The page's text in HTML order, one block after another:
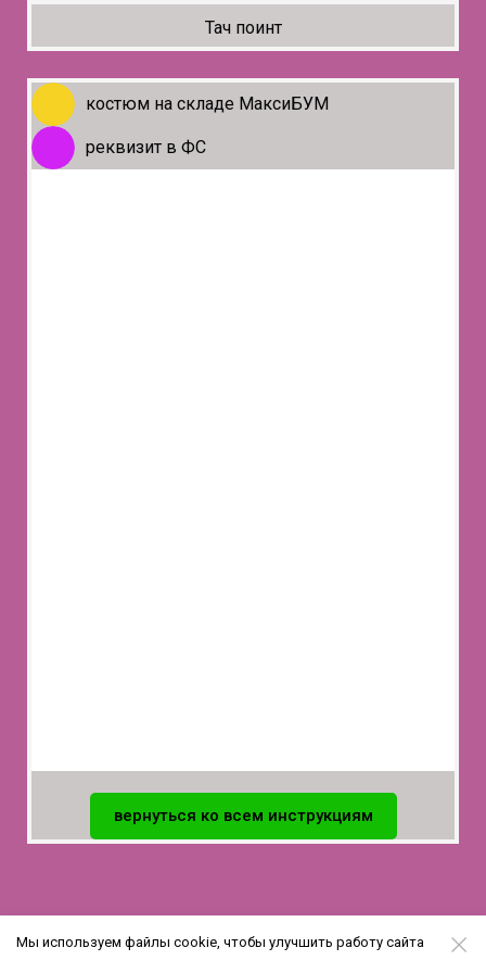
Тач поинт
костюм на складе МаксиБУМ
реквизит в ФС
вернуться ко всем инструкциям
Мы используем файлы cookie, чтобы улучшить работу сайта